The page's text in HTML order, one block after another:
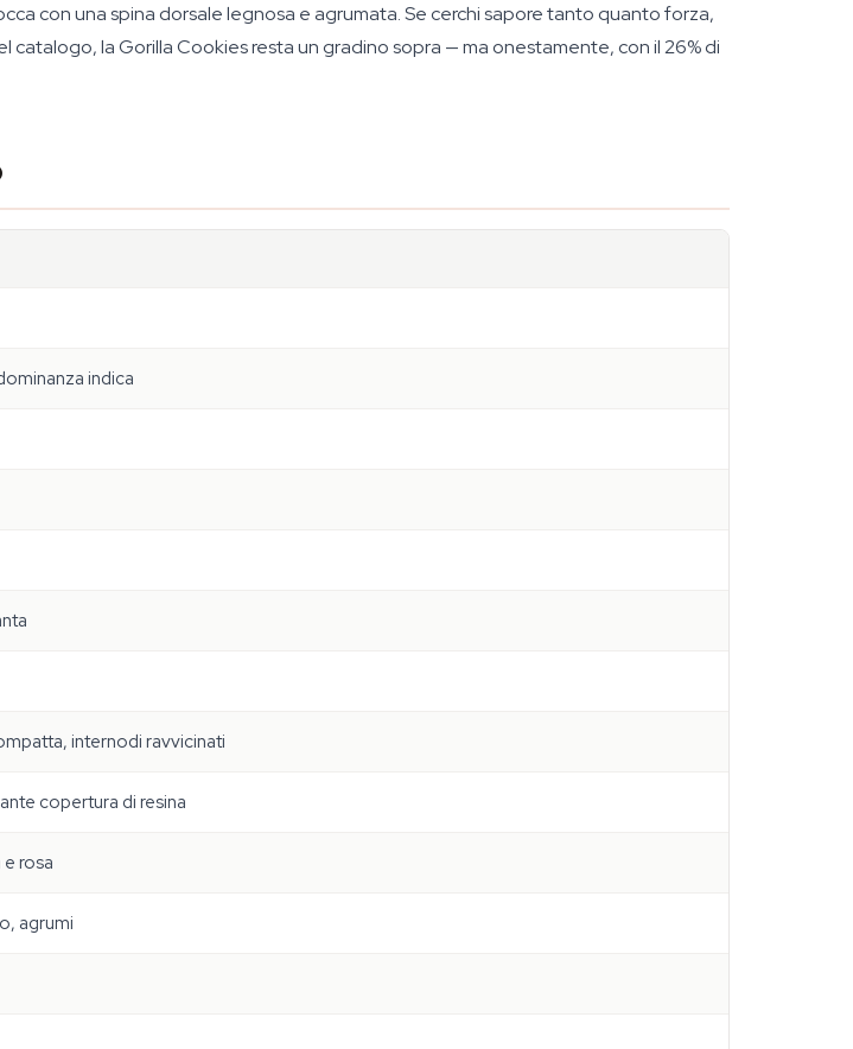
con una spina dorsale legnosa e agrumata. Se cerchi sapore tanto quanto forza,
la Gorilla Cookies resta un gradino sopra — ma onestamente, con il 26% di
indica
internodi ravvicinati
copertura di resina
rosa
agrumi